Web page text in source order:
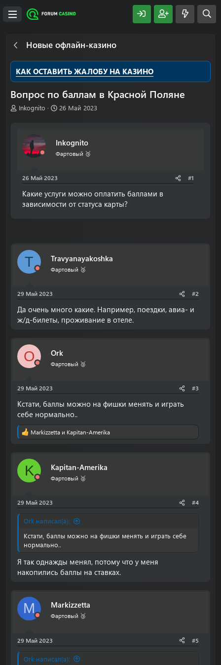
Новые офлайн-казино
КАК ОСТАВИТЬ ЖАЛОБУ НА КАЗИНО
Вопрос по баллам в Красной Поляне
А
ы
Inkognito
Д
н
а
26 Май 2023
Inkognito
Фартовый 🥉
26 Май 2023 #1
Какие услуги можно оплатить баллами в
зависимости от статуса карты?
T Travyanayakoshka
Фартовый 🥉
29 Май 2023 #2
Да очень много какие. Например, поездки, авиа- и
ж/д-билеты, проживание в отеле.
O Ork
Фартовый 🥈
29 Май 2023 #3
Кстати, баллы можно на фишки менять и играть
себе нормально..
Р
к
и
Markizzetta и Kapitan-Amerika
K Kapitan-Amerika
Фартовый 🥈
29 Май 2023 #4
Ork написал(а):
Кстати, баллы можно на фишки менять и играть себе
нормально..
Я так однажды менял, потому что у меня
накопились баллы на ставках.
M Markizzetta
Фартовый 🥉
29 Май 2023 #5
Ork написал(а):